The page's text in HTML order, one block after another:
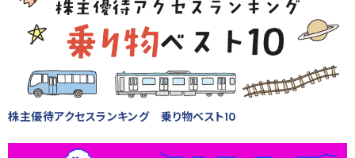
株主優待アクセスランキング 乗り物ベスト10